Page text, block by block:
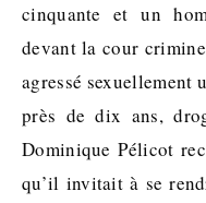
cinquante et un
devant la cour
agressé sexuellement
près de dix ans,
Dominique Pélicot
qu’il invitait à se